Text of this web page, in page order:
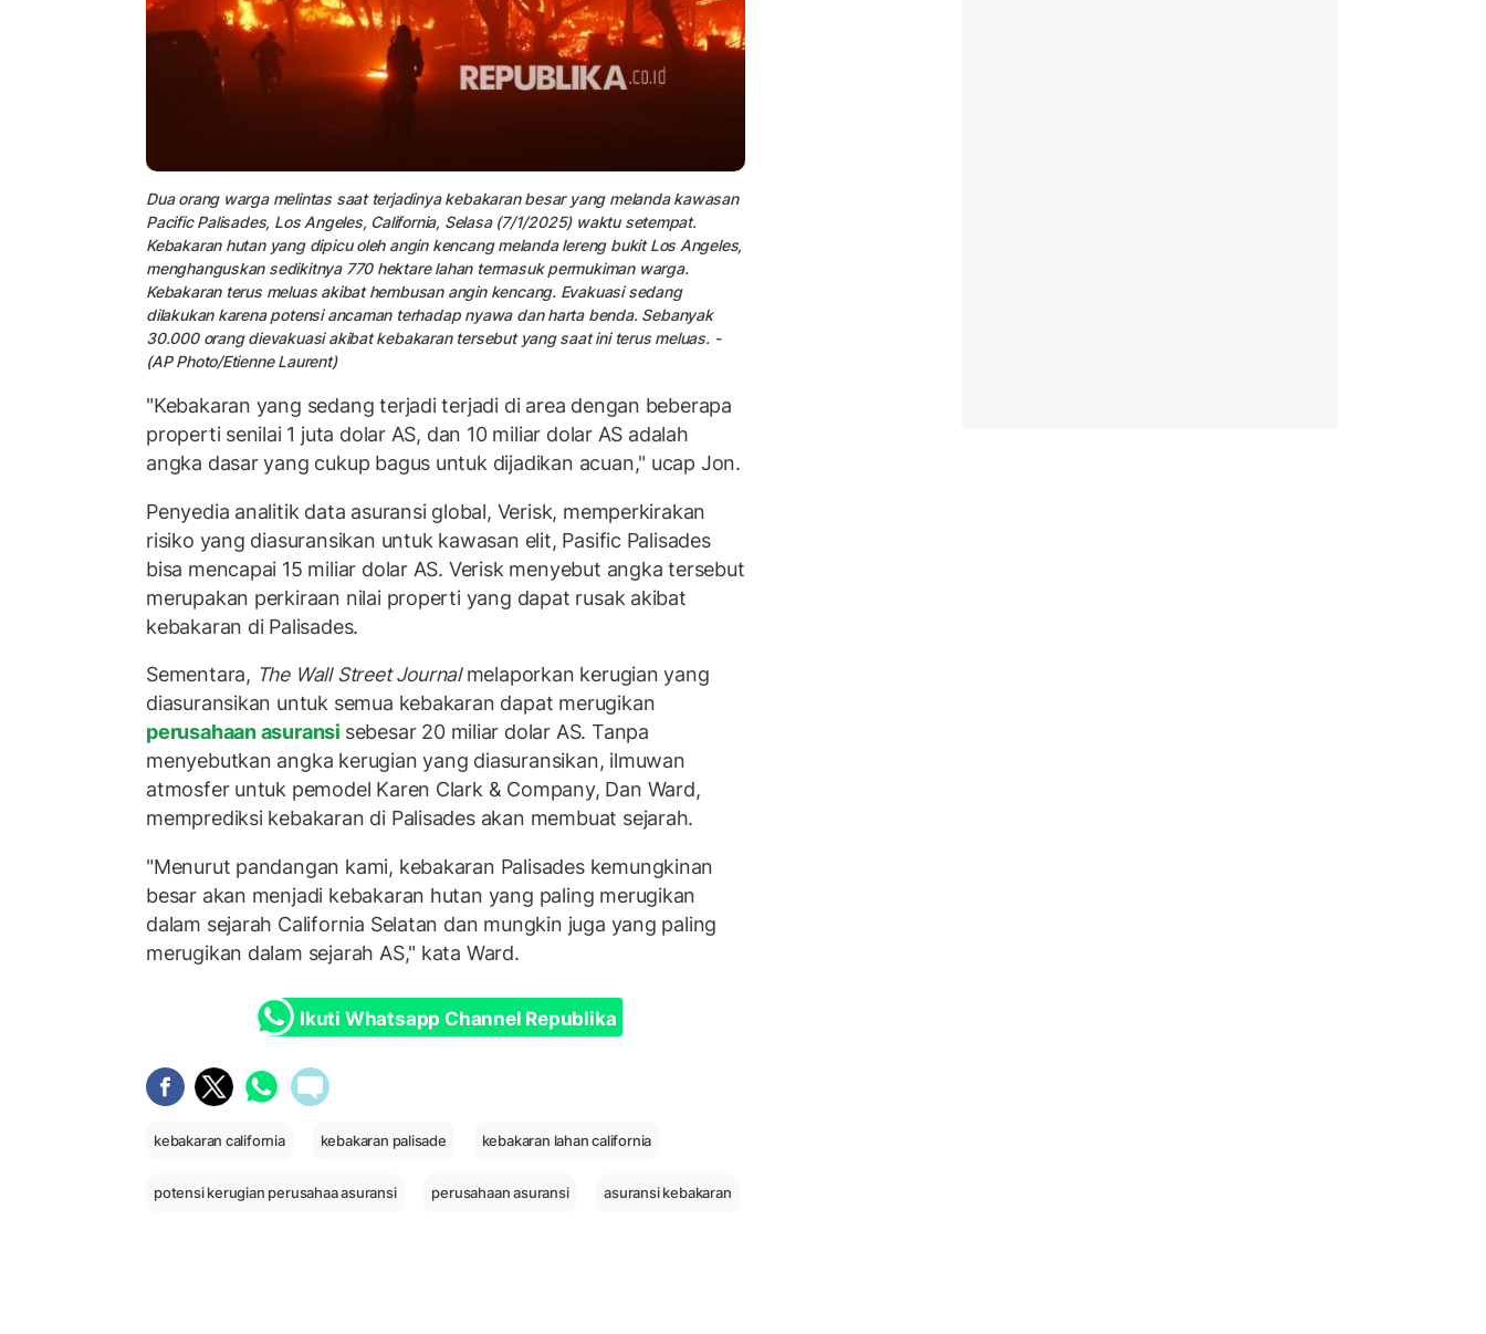
Dua orang warga melintas saat terjadinya kebakaran besar yang melanda kawasan
Pacific Palisades, Los Angeles, California, Selasa (7/1/2025) waktu setempat.
Kebakaran hutan yang dipicu oleh angin kencang melanda lereng bukit Los Angeles,
menghanguskan sedikitnya 770 hektare lahan termasuk permukiman warga.
Kebakaran terus meluas akibat hembusan angin kencang. Evakuasi sedang
dilakukan karena potensi ancaman terhadap nyawa dan harta benda. Sebanyak
30.000 orang dievakuasi akibat kebakaran tersebut yang saat ini terus meluas. -
(AP Photo/Etienne Laurent)
"Kebakaran yang sedang terjadi terjadi di area dengan beberapa
properti senilai 1 juta dolar AS, dan 10 miliar dolar AS adalah
angka dasar yang cukup bagus untuk dijadikan acuan," ucap Jon.
Penyedia analitik data asuransi global, Verisk, memperkirakan
risiko yang diasuransikan untuk kawasan elit, Pasific Palisades
bisa mencapai 15 miliar dolar AS. Verisk menyebut angka tersebut
merupakan perkiraan nilai properti yang dapat rusak akibat
kebakaran di Palisades.
Sementara, The Wall Street Journalmelaporkan kerugian yang
diasuransikan untuk semua kebakaran dapat merugikan
perusahaan asuransi sebesar 20 miliar dolar AS. Tanpa
menyebutkan angka kerugian yang diasuransikan, ilmuwan
atmosfer untuk pemodel Karen Clark & ​​Company, Dan Ward,
memprediksi kebakaran di Palisades akan membuat sejarah.
"Menurut pandangan kami, kebakaran Palisades kemungkinan
besar akan menjadi kebakaran hutan yang paling merugikan
dalam sejarah California Selatan dan mungkin juga yang paling
merugikan dalam sejarah AS," kata Ward.
Ikuti Whatsapp Channel Republika
kebakaran california kebakaran palisade kebakaran lahan california
potensi kerugian perusahaa asuransi perusahaan asuransi asuransi kebakaran